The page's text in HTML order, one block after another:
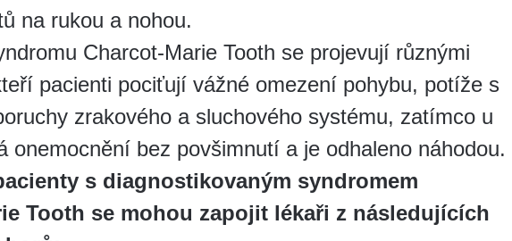
na rukou a nohou.
Charcot-Marie Tooth se projevují různými
pacienti pociťují vážné omezení pohybu, potíže s
zrakového a sluchového systému, zatímco u
onemocnění bez povšimnutí a je odhaleno náhodou.
s diagnostikovaným syndromem
Tooth se mohou zapojit lékaři z následujících